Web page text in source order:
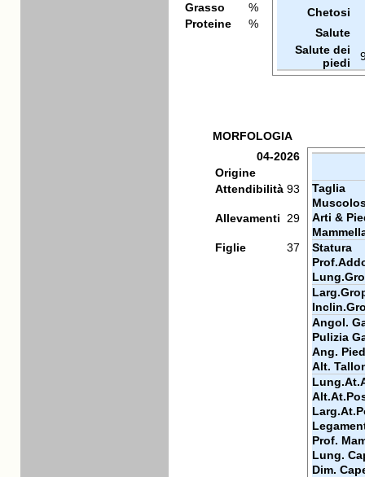
Grasso
%
Proteine
%
Chetosi
Salute
Salute dei
piedi
MORFOLOGIA
04-2026
Origine
Attendibilità 93
Allevamenti 29
Figlie 37
Taglia
Arti &
Statura
Angol.
Pulizia
Ang.
Alt.
Prof.
Lung.
Dim.